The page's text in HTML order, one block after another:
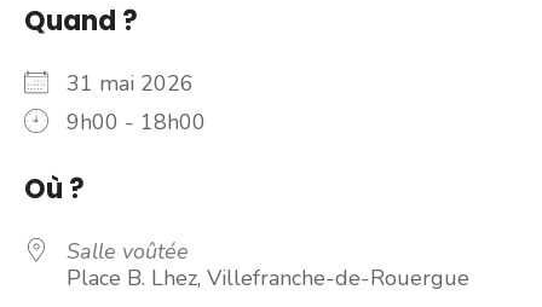
Quand ?
31 mai 2026
9h00 - 18h00
Où ?
Salle voûtée
Place B. Lhez, Villefranche-de-Rouergue